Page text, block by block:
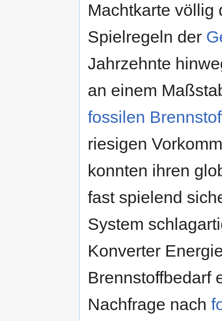
Machtkarte völlig
Spielregeln der
Jahrzehnte
an einem
fossilen
riesigen
konnten ihren
fast spielend
System
Konverter
Brennstoffbedarf
Nachfrage nach